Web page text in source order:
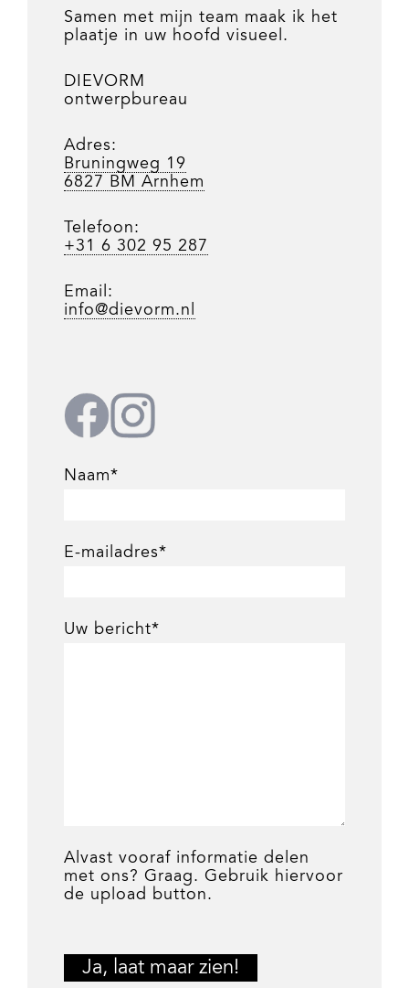
Samen met mijn team maak ik het
plaatje in uw hoofd visueel.
DIEVORM
ontwerpbureau
Adres:
Bruningweg 19
6827 BM Arnhem
Telefoon:
+31 6 302 95 287
Email:
info@dievorm.nl
Naam*
E-mailadres*
Uw bericht*
Alvast vooraf informatie delen
met ons? Graag. Gebruik hiervoor
de upload button.